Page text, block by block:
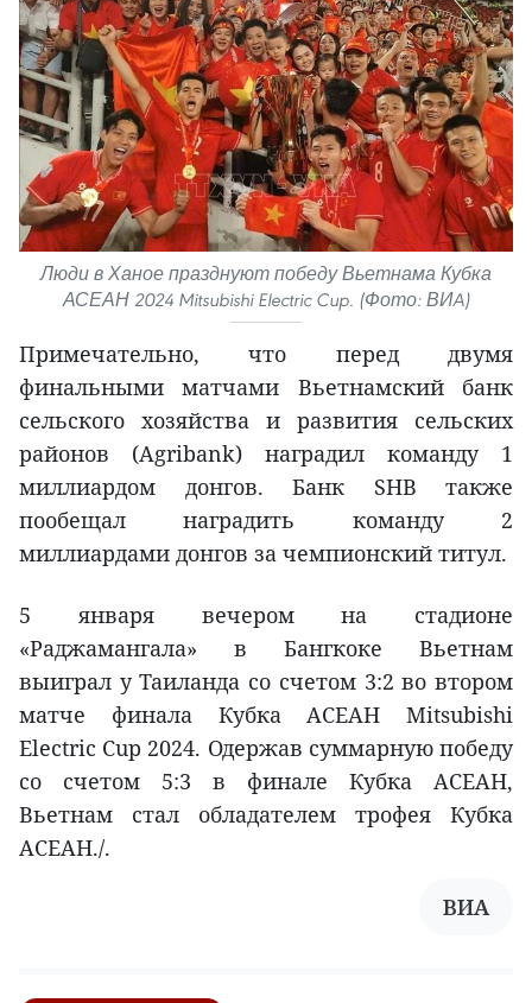
Люди в Ханое празднуют победу Вьетнама Кубка
АСЕАН 2024 Mitsubishi Electric Cup. (Фото: ВИA)
Примечательно, что перед двумя
финальными матчами Вьетнамский банк
сельского хозяйства и развития сельских
районов (Agribank) наградил команду 1
миллиардом донгов. Банк SHB также
пообещал наградить команду 2
миллиардами донгов за чемпионский титул.
5 января вечером на стадионе
«Раджамангала» в Бангкоке Вьетнам
выиграл у Таиланда со счетом 3:2 во втором
матче финала Кубка АСЕАН Mitsubishi
Electric Cup 2024. Одержав суммарную победу
со счетом 5:3 в финале Кубка АСЕАН,
Вьетнам стал обладателем трофея Кубка
АСЕАН./.
ВИА